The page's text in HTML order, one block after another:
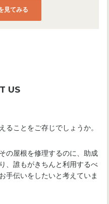
見てみる
US
ることをご存じでしょうか。
の屋根を修理するのに、助成
、誰もがきちんと利用するべ
手伝いをしたいと考えていま